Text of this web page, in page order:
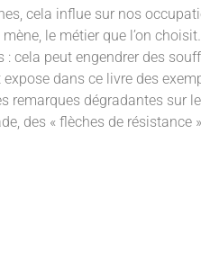
cela influe sur nos
le métier que l’on
cela peut engendrer des
dans ce livre des
remarques dégradantes sur
des « flèches de résistance